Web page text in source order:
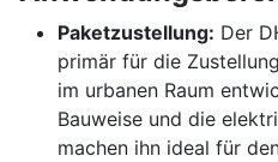
Paketzustellung: Der
primär für die
im urbanen Raum
Bauweise und die
machen ihn ideal für